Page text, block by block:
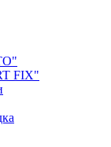
FIX"